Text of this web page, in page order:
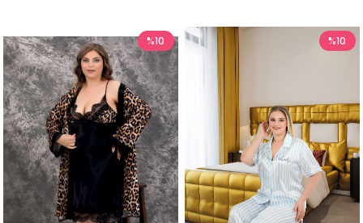
%10 %10